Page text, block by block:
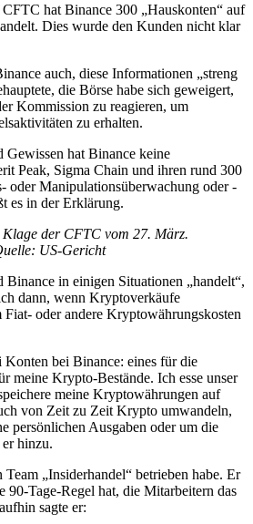
hat Binance 300 „Hauskonten“ auf
Dies wurde den Kunden nicht klar
auch, diese Informationen „streng
die Börse habe sich geweigert,
Kommission zu reagieren, um
zu erhalten.
Gewissen hat Binance keine
Peak, Sigma Chain und ihren rund 300
oder Manipulationsüberwachung oder -
es in der Erklärung.
Klage der CFTC vom 27. März.
US-Gericht
Binance in einigen Situationen „handelt“,
dann, wenn Kryptoverkäufe
oder andere Kryptowährungskosten
Konten bei Binance: eines für die
meine Krypto-Bestände. Ich esse unser
meine Kryptowährungen auf
von Zeit zu Zeit Krypto umwandeln,
persönlichen Ausgaben oder um die
hinzu.
Team „Insiderhandel“ betrieben habe. Er
90-Tage-Regel hat, die Mitarbeitern das
sagte er: